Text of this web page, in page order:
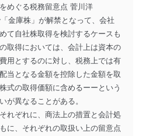
めぐる税務留意点 菅川洋
金庫株」が解禁となって、会社
て自社株取得を検討するケースも
取得においては、会計上は資本の
用とするのに対し、税務上では有
当となる金額を控除した金額を取
式の取得価額に含めるーーという
が異なることがある。
れぞれに、商法上の措置と会計処
に、それぞれの取扱い上の留意点